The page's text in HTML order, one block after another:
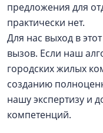
предложения для
практически нет.
Для нас выход в
вызов. Если наш
городских жилых
созданию
нашу экспертизу и
компетенций.